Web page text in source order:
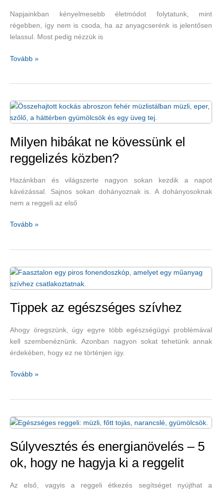
Napjainkban kényelmesebb életmódot folytatunk, mint
régebben, így nem is csoda, ha az anyagcserénk is jelentősen
lelassul. Most pedig nézzük is
Mitől
le
az
Tovább »
Milyen hibákat ne kövessünk el
reggelizés közben?
Hazánkban és világszerte nagyon sokan kezdik a napot
kávézással. Sajnos sokan dohányoznak is. A dohányosoknak
nem a reggeli az első
Milyen
el
reggelizés
Tovább »
Tippek az egészséges szívhez
Ahogy öregszünk, úgy egyre több egészségügyi problémával
kell szembenéznünk. Azonban nagyon sokat tehetünk annak
érdekében, hogy ez ne történjen így.
Tippek
Tovább »
Súlyvesztés és energianövelés – 5
ok, hogy ne hagyja ki a reggelit
Az első, vagyis a reggeli étkezés segítséget nyújthat a